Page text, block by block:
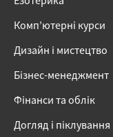
Комп’ютерні курси
Дизайн і мистецтво
Бізнес-менеджмент
Фінанси та облік
Догляд і піклування